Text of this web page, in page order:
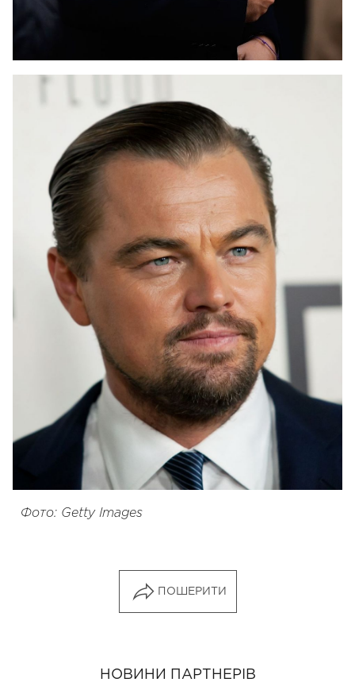
Фото: Getty Images
ПОШЕРИТИ
НОВИНИ ПАРТНЕРІВ